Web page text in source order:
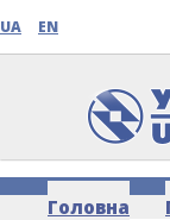
UA EN
Головна